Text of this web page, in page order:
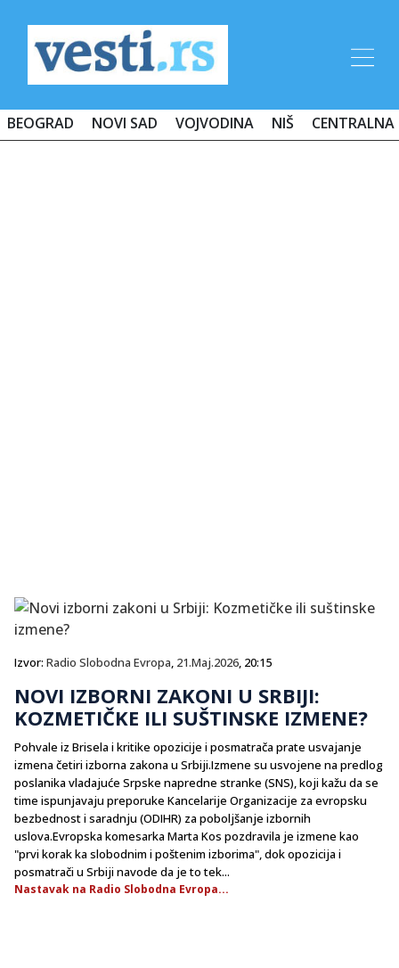
BEOGRAD NOVI SAD VOJVODINA NIŠ CENTRALNA
Izvor: Radio Slobodna Evropa, 21.Maj.2026, 20:15
NOVI IZBORNI ZAKONI U SRBIJI:
KOZMETIČKE ILI SUŠTINSKE IZMENE?
Pohvale iz Brisela i kritike opozicije i posmatrača prate usvajanje
izmena četiri izborna zakona u Srbiji.Izmene su usvojene na predlog
poslanika vladajuće Srpske napredne stranke (SNS), koji kažu da se
time ispunjavaju preporuke Kancelarije Organizacije za evropsku
bezbednost i saradnju (ODIHR) za poboljšanje izbornih
uslova.Evropska komesarka Marta Kos pozdravila je izmene kao
"prvi korak ka slobodnim i poštenim izborima", dok opozicija i
posmatrači u Srbiji navode da je to tek...
Nastavak na Radio Slobodna Evropa...